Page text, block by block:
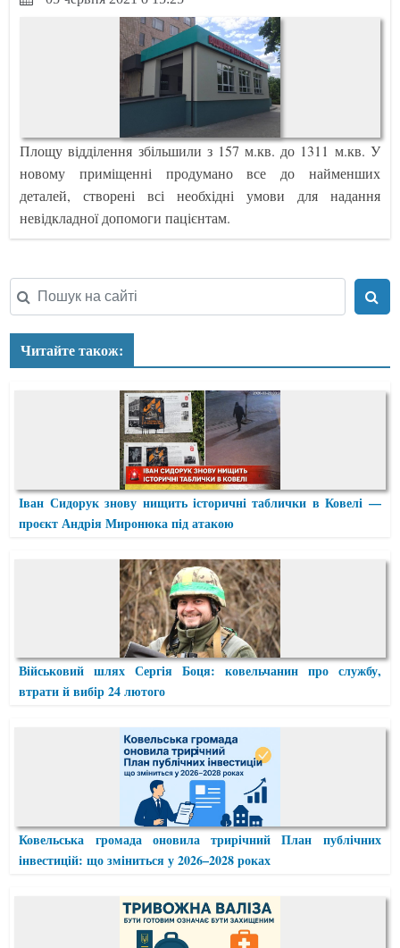
Площу відділення збільшили з 157 м.кв. до 1311 м.кв. У
новому приміщенні продумано все до найменших
деталей, створені всі необхідні умови для надання
невідкладної допомоги пацієнтам.
Читайте також:
Іван Сидорук знову нищить історичні таблички в Ковелі —
проєкт Андрія Миронюка під атакою
Військовий шлях Сергія Боця: ковельчанин про службу,
втрати й вибір 24 лютого
Ковельська громада оновила трирічний План публічних
інвестицій: що зміниться у 2026–2028 роках